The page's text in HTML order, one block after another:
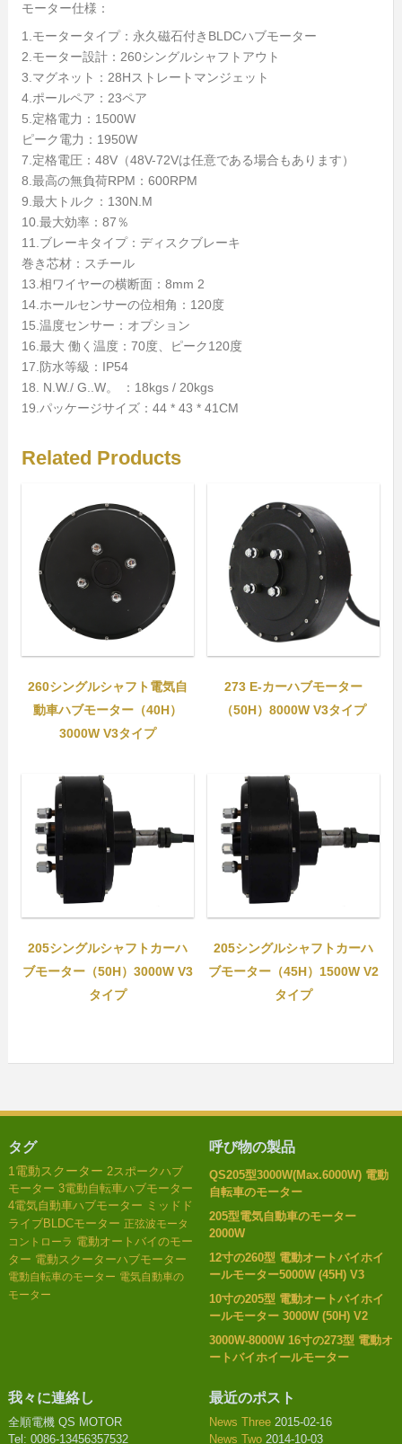
モーター仕様：
1.モータータイプ：永久磁石付きBLDCハブモーター
2.モーター設計：260シングルシャフトアウト
3.マグネット：28Hストレートマンジェット
4.ポールペア：23ペア
5.定格電力：1500W
ピーク電力：1950W
7.定格電圧：48V（48V-72Vは任意である場合もあります）
8.最高の無負荷RPM：600RPM
9.最大トルク：130N.M
10.最大効率：87％
11.ブレーキタイプ：ディスクブレーキ
巻き芯材：スチール
13.相ワイヤーの横断面：8mm 2
14.ホールセンサーの位相角：120度
15.温度センサー：オプション
16.最大 働く温度：70度、ピーク120度
17.防水等級：IP54
18. N.W./ G..W。
：18kgs / 20kgs
19.パッケージサイズ：44 * 43 * 41CM
Related Products
260シングルシャフト電気自
動車ハブモーター（40H）
3000W V3タイプ
273 E-カーハブモーター
（50H）8000W V3タイプ
205シングルシャフトカーハ
ブモーター（50H）3000W V3
タイプ
205シングルシャフトカーハ
ブモーター（45H）1500W V2
タイプ
タグ
1電動スクーター 2スポークハブ
モーター 3電動自転車ハブモーター
4電気自動車ハブモーター ミッドド
ライブBLDCモーター 正弦波モータ
コントローラ 電動オートバイのモー
ター 電動スクーターハブモーター
電動自転車のモーター 電気自動車の
モーター
呼び物の製品
QS205型3000W(Max.6000W) 電動
自転車のモーター
205型電気自動車のモーター
2000W
12寸の260型 電動オートバイホイ
ールモーター5000W (45H) V3
10寸の205型 電動オートバイホイ
ールモーター 3000W (50H) V2
3000W-8000W 16寸の273型 電動オ
ートバイホイールモーター
我々に連絡し
全順電機 QS MOTOR
Tel: 0086-13456357532
最近のポスト
News Three 2015-02-16
News Two 2014-10-03